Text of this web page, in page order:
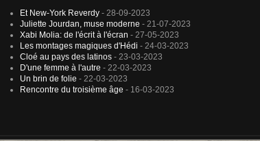
Et New-York Reverdy - 28-09-2023
Juliette Jourdan, muse moderne - 21-07-2023
Xabi Molia: de l'écrit à l'écran - 27-05-2023
Les montages magiques d'Hédi - 24-03-2023
Cloé au pays des latinos - 23-03-2023
D'une femme à l'autre - 22-03-2023
Un brin de folie - 22-03-2023
Rencontre du troisième âge - 16-03-2023